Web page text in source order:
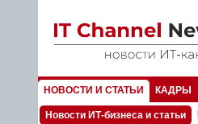
НОВОСТИ И СТАТЬИ КАДРЫ
НОМЕРА
Новости ИТ-бизнеса и статьи